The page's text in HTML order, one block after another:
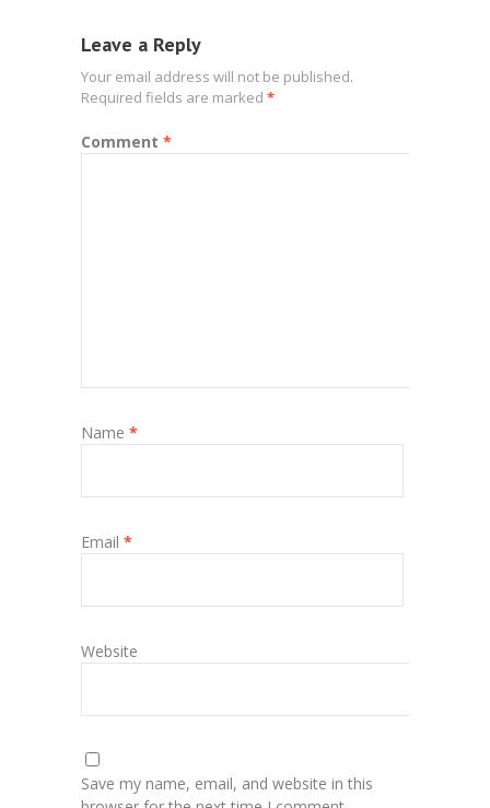
Leave a Reply
Your email address will not be published.
Required fields are marked *
Comment *
Name *
Email *
Website
Save my name, email, and website in this